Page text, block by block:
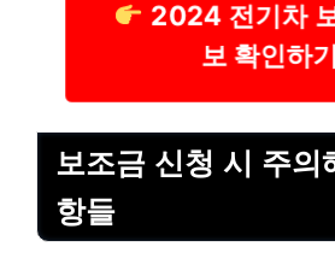
2024 전기차
보 확인하기
보조금 신청 시 주의
항들